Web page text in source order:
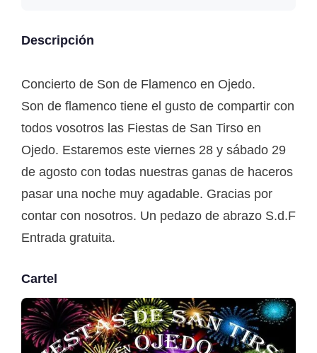
Descripción
Concierto de Son de Flamenco en Ojedo.
Son de flamenco tiene el gusto de compartir con
todos vosotros las Fiestas de San Tirso en
Ojedo. Estaremos este viernes 28 y sábado 29
de agosto con todas nuestras ganas de haceros
pasar una noche muy agadable. Gracias por
contar con nosotros. Un pedazo de abrazo S.d.F
Entrada gratuita.
Cartel